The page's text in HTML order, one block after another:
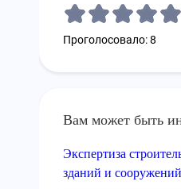
Проголосовало: 8
Вам может быть
Экспертиза
зданий и сооружений